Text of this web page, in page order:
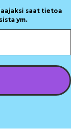
saat tietoa
ym.